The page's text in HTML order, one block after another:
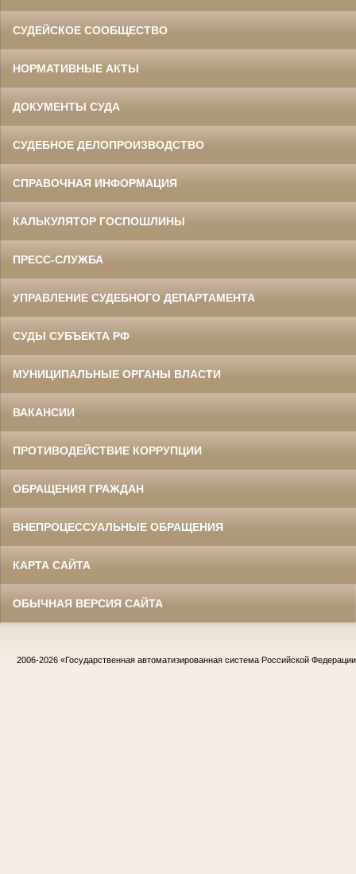
СУДЕЙСКОЕ СООБЩЕСТВО
НОРМАТИВНЫЕ АКТЫ
ДОКУМЕНТЫ СУДА
СУДЕБНОЕ ДЕЛОПРОИЗВОДСТВО
СПРАВОЧНАЯ ИНФОРМАЦИЯ
КАЛЬКУЛЯТОР ГОСПОШЛИНЫ
ПРЕСС-СЛУЖБА
УПРАВЛЕНИЕ СУДЕБНОГО ДЕПАРТАМЕНТА
СУДЫ СУБЪЕКТА РФ
МУНИЦИПАЛЬНЫЕ ОРГАНЫ ВЛАСТИ
ВАКАНСИИ
ПРОТИВОДЕЙСТВИЕ КОРРУПЦИИ
ОБРАЩЕНИЯ ГРАЖДАН
ВНЕПРОЦЕССУАЛЬНЫЕ ОБРАЩЕНИЯ
КАРТА САЙТА
ОБЫЧНАЯ ВЕРСИЯ САЙТА
2006-2026 «Государственная автоматизированная система Российской